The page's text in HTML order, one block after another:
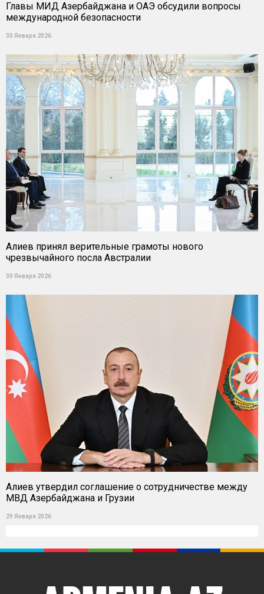
Главы МИД Азербайджана и ОАЭ обсудили вопросы
международной безопасности
30 Января 2026
Алиев принял верительные грамоты нового
чрезвычайного посла Австралии
30 Января 2026
Алиев утвердил соглашение о сотрудничестве между
МВД Азербайджана и Грузии
29 Января 2026